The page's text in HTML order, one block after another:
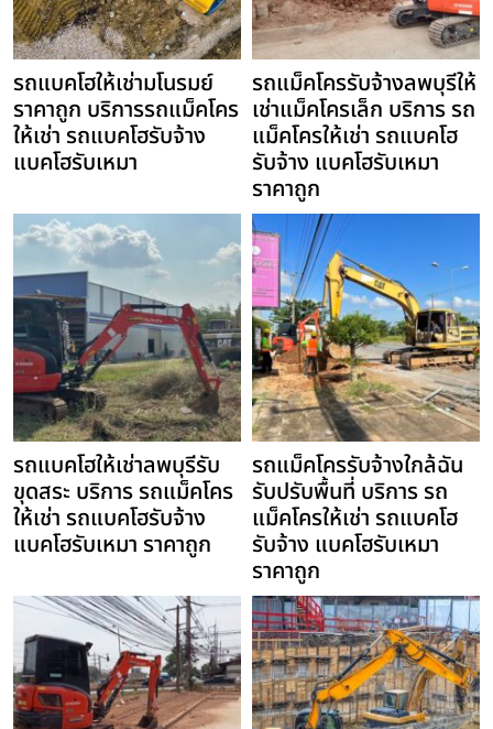
รถแบคโฮให้เช่ามโนรมย์
ราคาถูก บริการรถแม็คโคร
ให้เช่า รถแบคโฮรับจ้าง
แบคโฮรับเหมา
รถแม็คโครรับจ้างลพบุรีให้
เช่าแม็คโครเล็ก บริการ รถ
แม็คโครให้เช่า รถแบคโฮ
รับจ้าง แบคโฮรับเหมา
ราคาถูก
รถแบคโฮให้เช่าลพบุรีรับ
ขุดสระ บริการ รถแม็คโคร
ให้เช่า รถแบคโฮรับจ้าง
แบคโฮรับเหมา ราคาถูก
รถแม็คโครรับจ้างใกล้ฉัน
รับปรับพื้นที่ บริการ รถ
แม็คโครให้เช่า รถแบคโฮ
รับจ้าง แบคโฮรับเหมา
ราคาถูก